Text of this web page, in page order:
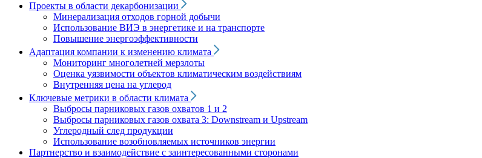
Проекты в области декарбонизации
Минерализация отходов горной добычи
Использование ВИЭ в энергетике и на транспорте
Повышение энергоэффективности
Адаптация компании к изменению климата
Мониторинг многолетней мерзлоты
Оценка уязвимости объектов климатическим воздействиям
Внутренняя цена на углерод
Ключевые метрики в области климата
Выбросы парниковых газов охватов 1 и 2
Выбросы парниковых газов охвата 3: Downstream и Upstream
Углеродный след продукции
Использование возобновляемых источников энергии
Партнерство и взаимодействие с заинтересованными сторонами